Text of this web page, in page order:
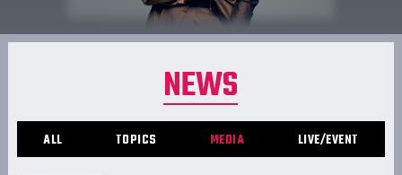
NEWS
ALL TOPICS MEDIA LIVE/EVENT